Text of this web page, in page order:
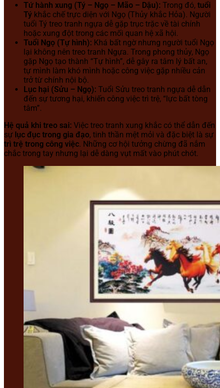
Tứ hành xung (Tý – Ngọ – Mão – Dậu): Trong đó, tuổi
Tý khắc chế trực diện với Ngọ (Thủy khắc Hỏa). Người
tuổi Tý treo tranh ngựa dễ gặp trục trặc về tài chính
hoặc xung đột trong các mối quan hệ xã hội.
Tuổi Ngọ (Tự hình): Khá bất ngờ nhưng người tuổi Ngọ
lại không nên treo tranh Ngựa. Trong phong thủy, Ngọ
gặp Ngọ tạo thành “Tự hình”, dễ gây ra tâm lý bất an,
tự mình làm khó mình hoặc công việc gặp nhiều cản
trở từ chính nội bộ.
Lục hại (Sửu – Ngọ): Tuổi Sửu treo tranh ngựa dễ dẫn
đến sự tương hại, khiến công việc trì trệ, “lực bất tòng
tâm”.
Hệ quả khi treo sai: Việc treo tranh xung khắc có thể dẫn đến
sự lục đục trong gia đạo, tinh thần mệt mỏi và đặc biệt là sự
trì trệ trong công việc. Những cơ hội tưởng chừng đã nắm
chắc trong tay nhưng lại dễ dàng vụt mất vào phút chót.